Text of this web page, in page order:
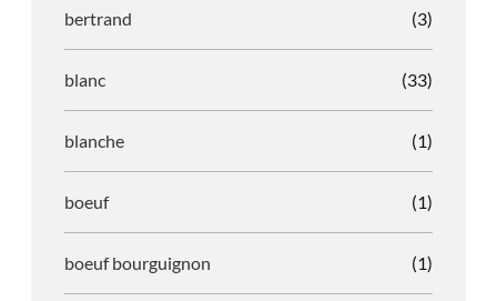
bertrand (3)
blanc (33)
blanche (1)
boeuf (1)
boeuf bourguignon (1)